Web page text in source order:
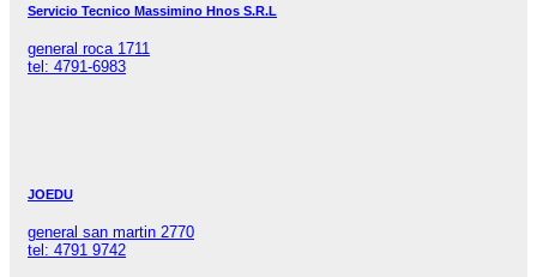
Servicio Tecnico Massimino Hnos S.R.L
general roca 1711
tel: 4791-6983
JOEDU
general san martin 2770
tel: 4791 9742